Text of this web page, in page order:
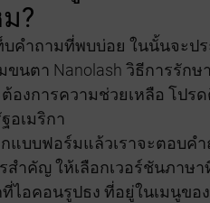
?
คำถามที่พบบ่อย ในนั้นจะป
ขนตา Nanolash วิธีการรัก
องการความช่วยเหลือ โปร
อเมริกา
แบบฟอร์มแล้วเราจะตอบค
สำคัญ ให้เลือกเวอร์ชันภาษ
ไอคอนรูปธง ที่อยู่ในเมนูของ